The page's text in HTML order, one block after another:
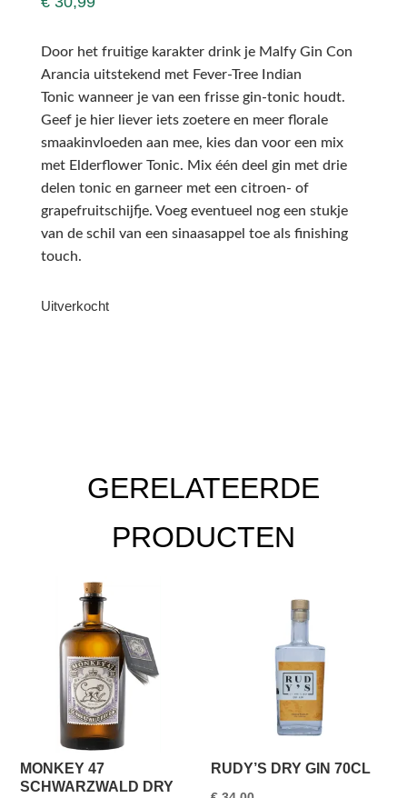
Door het fruitige karakter drink je Malfy Gin Con
Arancia uitstekend met Fever-Tree Indian
Tonic wanneer je van een frisse gin-tonic houdt.
Geef je hier liever iets zoetere en meer florale
smaakinvloeden aan mee, kies dan voor een mix
met Elderflower Tonic. Mix één deel gin met drie
delen tonic en garneer met een citroen- of
grapefruitschijfje. Voeg eventueel nog een stukje
van de schil van een sinaasappel toe als finishing
touch.
Uitverkocht
GERELATEERDE
PRODUCTEN
MONKEY 47
SCHWARZWALD DRY
RUDY’S DRY GIN 70CL